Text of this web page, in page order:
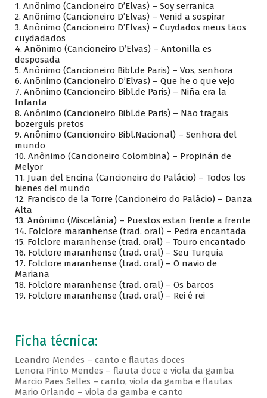
1. Anônimo (Cancioneiro D’Elvas) – Soy serranica
2. Anônimo (Cancioneiro D’Elvas) – Venid a sospirar
3. Anônimo (Cancioneiro D’Elvas) – Cuydados meus tãos
cuydadados
4. Anônimo (Cancioneiro D’Elvas) – Antonilla es
desposada
5. Anônimo (Cancioneiro Bibl.de Paris) – Vos, senhora
6. Anônimo (Cancioneiro D’Elvas) – Que he o que vejo
7. Anônimo (Cancioneiro Bibl.de Paris) – Niña era la
Infanta
8. Anônimo (Cancioneiro Bibl.de Paris) – Não tragais
bozerguis pretos
9. Anônimo (Cancioneiro Bibl.Nacional) – Senhora del
mundo
10. Anônimo (Cancioneiro Colombina) – Propiñán de
Melyor
11. Juan del Encina (Cancioneiro do Palácio) – Todos los
bienes del mundo
12. Francisco de la Torre (Cancioneiro do Palácio) – Danza
Alta
13. Anônimo (Miscelânia) – Puestos estan frente a frente
14. Folclore maranhense (trad. oral) – Pedra encantada
15. Folclore maranhense (trad. oral) – Touro encantado
16. Folclore maranhense (trad. oral) – Seu Turquia
17. Folclore maranhense (trad. oral) – O navio de
Mariana
18. Folclore maranhense (trad. oral) – Os barcos
19. Folclore maranhense (trad. oral) – Rei é rei
Ficha técnica:
Leandro Mendes – canto e flautas doces
Lenora Pinto Mendes – flauta doce e viola da gamba
Marcio Paes Selles – canto, viola da gamba e flautas
Mario Orlando – viola da gamba e canto